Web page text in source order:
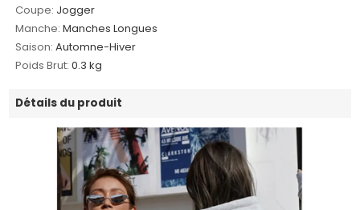
Coupe: Jogger
Manche: Manches Longues
Saison: Automne-Hiver
Poids Brut: 0.3 kg
Détails du produit